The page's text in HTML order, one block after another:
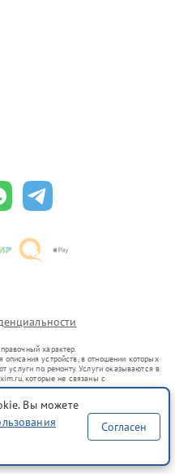
характер.
устройств, в отношении которых
по ремонту. Услуги оказываются в
которые не связаны с
представителями.
в гражданский оборот в соответствии
индивидуализации услуг или введения
о предоставляемых услугах по
офертой, определяемой
РФ
Вы можете
Согласен